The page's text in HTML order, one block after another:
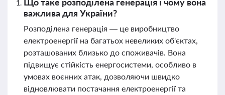
важлива для України?
Розподілена генерація — це виробництво
електроенергії на багатьох невеликих об'єктах,
розташованих близько до споживачів. Вона
підвищує стійкість енергосистеми, особливо в
умовах воєнних атак, дозволяючи швидко
відновлювати постачання електроенергії та